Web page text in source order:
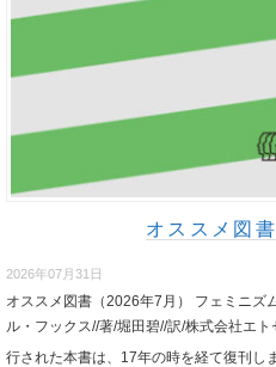
オススメ図
2026年07月31日
オススメ図書（2026年7月） フェミニ
ル・フックス//著/堀田碧//訳/株式会社エ
行された本書は、17年の時を経て復刊し